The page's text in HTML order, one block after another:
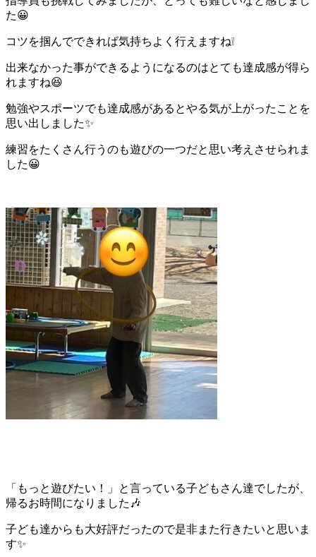
た😀
コツを掴んでできれば気持ちよく行えますね❕
出来なかった事ができるようになるのはとても達成感が得ら
れますね😆
勉強やスポーツでも達成感があるとやる気が上がったことを
思い出しました✨
練習をたくさん行うのも遊びの一つだと思い考えさせられま
した😀
「もっと遊びたい！」と言っている子どもさん達でしたが、
帰るお時間になりました🎶
子ども達からも大好評だったので是非また行きたいと思いま
す✨